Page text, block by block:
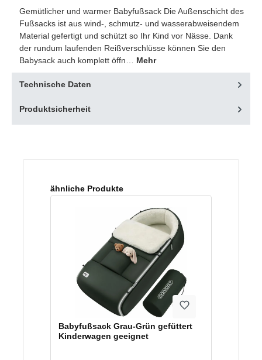
Gemütlicher und warmer Babyfußsack Die Außenschicht des
Fußsacks ist aus wind-, schmutz- und wasserabweisendem
Material gefertigt und schützt so Ihr Kind vor Nässe. Dank
der rundum laufenden Reißverschlüsse können Sie den
Babysack auch komplett öffn… Mehr
Technische Daten
Produktsicherheit
Produktgalerie überspringen
ähnliche Produkte
Babyfußsack Grau-Grün gefüttert
Kinderwagen geeignet